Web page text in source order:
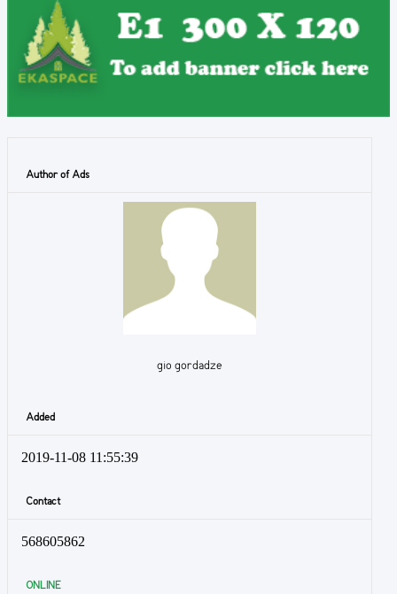
Author of Ads
gio gordadze
Added
2019-11-08 11:55:39
Contact
568605862
ONLINE